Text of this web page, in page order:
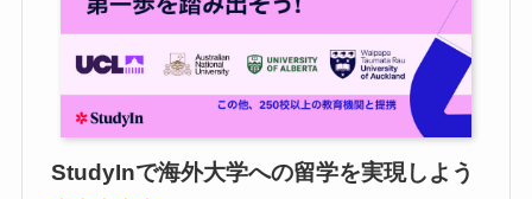
StudyInで海外大学への留学を実現しよう